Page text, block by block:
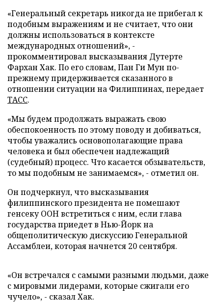
«Генеральный секретарь никогда не прибегал к
подобным выражениям и не считает, что они
должны использоваться в контексте
международных отношений», -
прокомментировал высказывания Дутерте
Фархан Хак. По его словам, Пан Ги Мун по-
прежнему придерживается сказанного в
отношении ситуации на Филиппинах, передает
ТАСС.
«Мы будем продолжать выражать свою
обеспокоенность по этому поводу и добиваться,
чтобы уважались основополагающие права
человека и был обеспечен надлежащий
(судебный) процесс. Что касается обзывательств,
то мы подобным не занимаемся», - отметил он.
Он подчеркнул, что высказывания
филиппинского президента не помешают
генсеку ООН встретиться с ним, если глава
государства приедет в Нью-Йорк на
общеполитическую дискуссию Генеральной
Ассамблеи, которая начнется 20 сентября.
«Он встречался с самыми разными людьми, даже
с мировыми лидерами, которые сжигали его
чучело», - сказал Хак.